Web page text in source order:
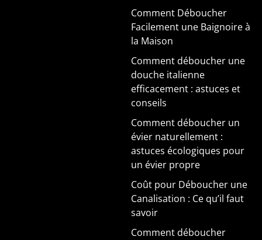
Comment Déboucher
Facilement une Baignoire à
la Maison
Comment déboucher une
douche italienne
efficacement : astuces et
conseils
Comment déboucher un
évier naturellement :
astuces écologiques pour
un évier propre
Coût pour Déboucher une
Canalisation : Ce qu’il faut
savoir
Comment déboucher